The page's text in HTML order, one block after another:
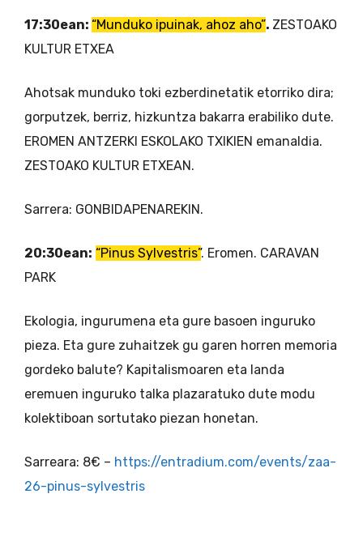
17:30ean: “Munduko ipuinak, ahoz aho”. ZESTOAKO
KULTUR ETXEA
Ahotsak munduko toki ezberdinetatik etorriko dira;
gorputzek, berriz, hizkuntza bakarra erabiliko dute.
EROMEN ANTZERKI ESKOLAKO TXIKIEN emanaldia.
ZESTOAKO KULTUR ETXEAN.
Sarrera: GONBIDAPENAREKIN.
20:30ean: “Pinus Sylvestris”. Eromen. CARAVAN
PARK
Ekologia, ingurumena eta gure basoen inguruko
pieza. Eta gure zuhaitzek gu garen horren memoria
gordeko balute? Kapitalismoaren eta landa
eremuen inguruko talka plazaratuko dute modu
kolektiboan sortutako piezan honetan.
Sarreara: 8€ – https://entradium.com/events/zaa-
26-pinus-sylvestris